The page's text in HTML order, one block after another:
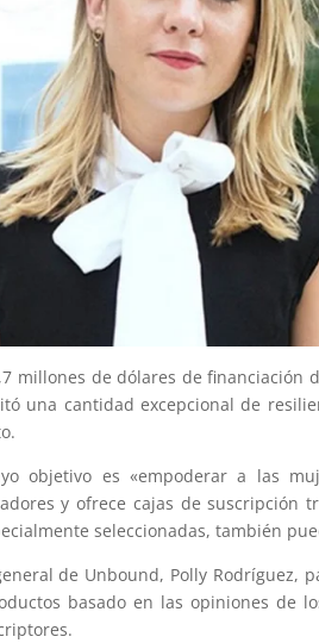
millones de dólares de financiación
una cantidad excepcional de
objetivo es «empoderar a las
y ofrece cajas de suscripción
seleccionadas, también
de Unbound, Polly Rodríguez,
basado en las opiniones de